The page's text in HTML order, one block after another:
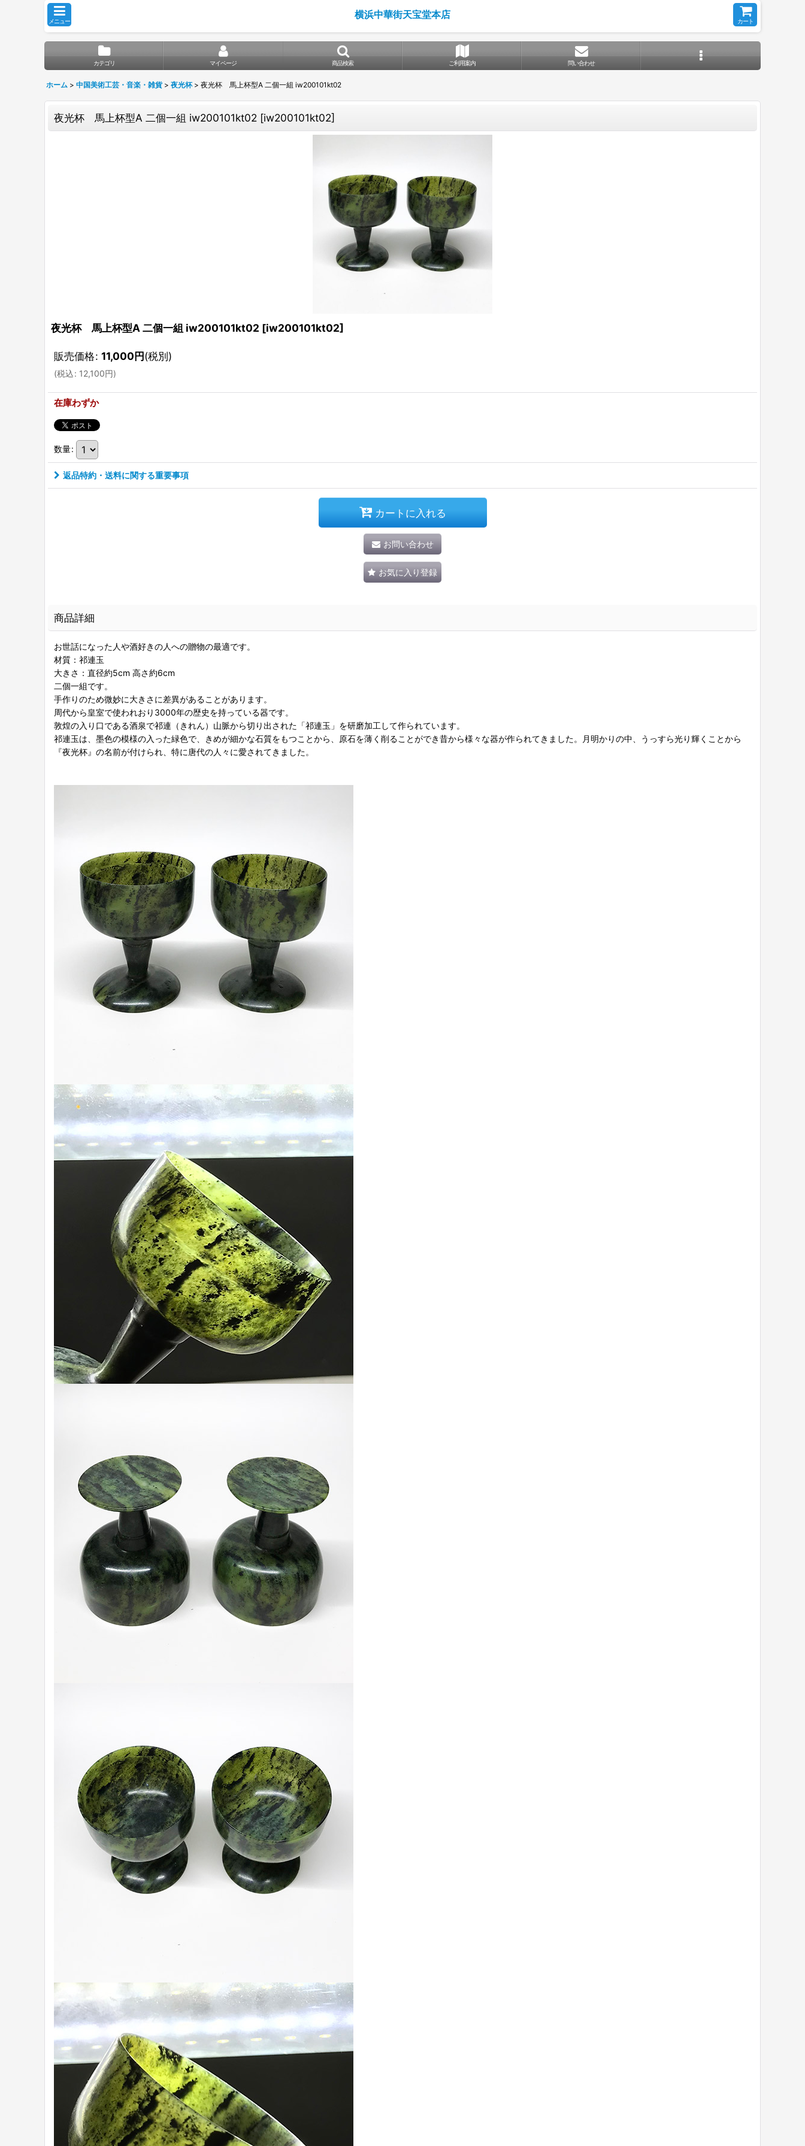
メニュー
横浜中華街天宝堂本店
カート
カテゴリ マイページ 商品検索 ご利用案内 問い合わせ
ホーム > 中国美術工芸・音楽・雑貨 > 夜光杯 > 夜光杯 馬上杯型A 二個一組 iw200101kt02
夜光杯 馬上杯型A 二個一組 iw200101kt02 [iw200101kt02]
夜光杯 馬上杯型A 二個一組 iw200101kt02 [iw200101kt02]
販売価格: 11,000円(税別)
(税込: 12,100円)
在庫わずか
数量:
返品特約・送料に関する重要事項
カートに入れる
お問い合わせ
お気に入り登録
商品詳細
お世話になった人や酒好きの人への贈物の最適です。
材質：祁連玉
大きさ：直径約5cm 高さ約6cm
二個一組です。
手作りのため微妙に大きさに差異があることがあります。
周代から皇室で使われおり3000年の歴史を持っている器です。
敦煌の入り口である酒泉で祁連（きれん）山脈から切り出された「祁連玉」を研磨加工して作られています。
祁連玉は、墨色の模様の入った緑色で、きめが細かな石質をもつことから、原石を薄く削ることができ昔から様々な器が作られてきました。月明かりの中、うっすら光り輝くことから
『夜光杯』の名前が付けられ、特に唐代の人々に愛されてきました。